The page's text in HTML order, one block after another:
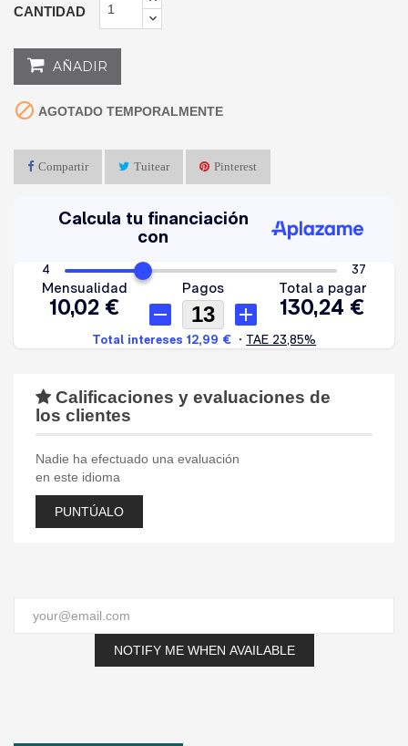
CANTIDAD
AÑADIR
 AGOTADO TEMPORALMENTE
Compartir Tuitear Pinterest
Calificaciones y evaluaciones de
los clientes
Nadie ha efectuado una evaluación
en este idioma
PUNTÚALO
NOTIFY ME WHEN AVAILABLE